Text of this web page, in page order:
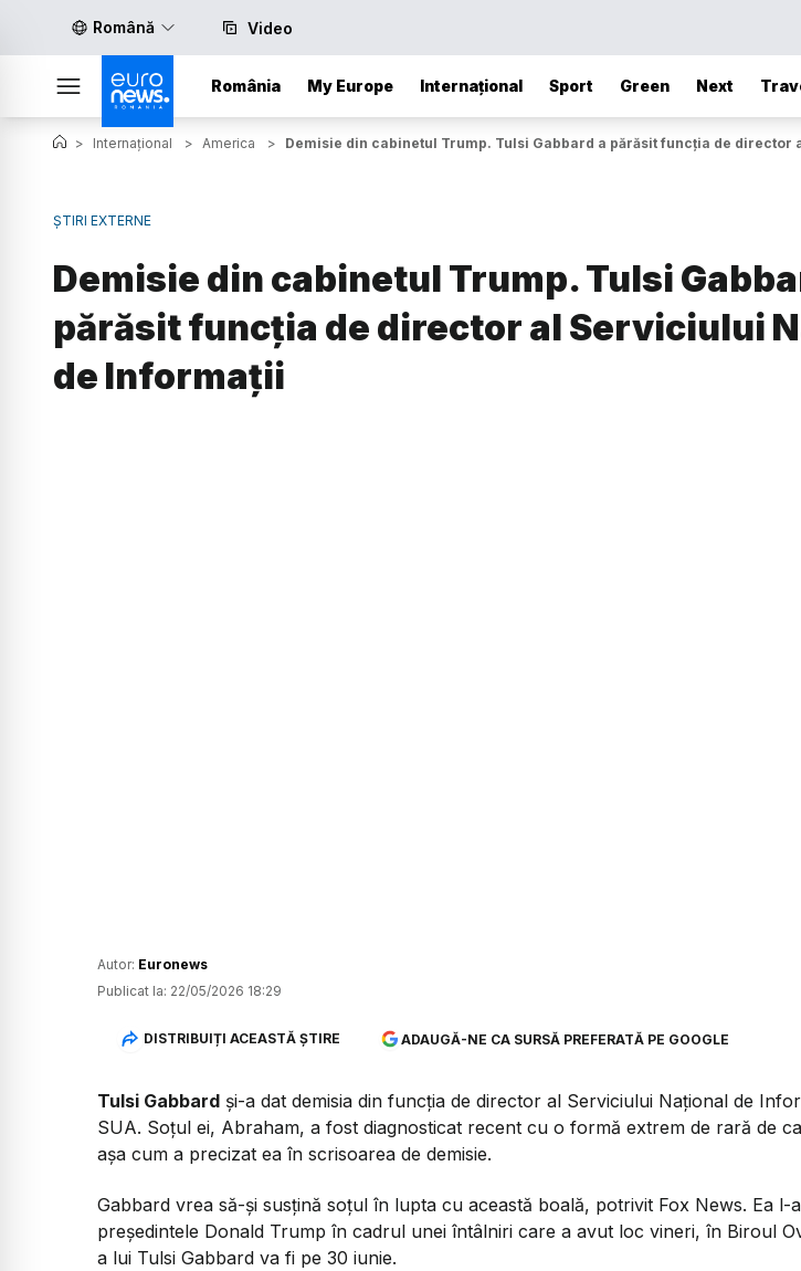
Română Video
România My Europe Internațional Sport Green Next
> Internațional > America > Demisie din cabinetul Trump. Tulsi Gabbard a părăsit funcția de
ȘTIRI EXTERNE
Demisie din cabinetul Trump. Tulsi
părăsit funcția de director al Serviciului
de Informații
Autor: Euronews
Publicat la: 22/05/2026 18:29
DISTRIBUIȚI ACEASTĂ ȘTIRE ADAUGĂ-NE CA SURSĂ PREFERATĂ PE GOOGLE
Tulsi Gabbard și-a dat demisia din funcția de director al Serviciului Național de
SUA. Soțul ei, Abraham, a fost diagnosticat recent cu o formă extrem de rară de
așa cum a precizat ea în scrisoarea de demisie.
Gabbard vrea să-și susțină soțul în lupta cu această boală, potrivit Fox News. Ea l-
președintele Donald Trump în cadrul unei întâlniri care a avut loc vineri, în Biroul
a lui Tulsi Gabbard va fi pe 30 iunie.